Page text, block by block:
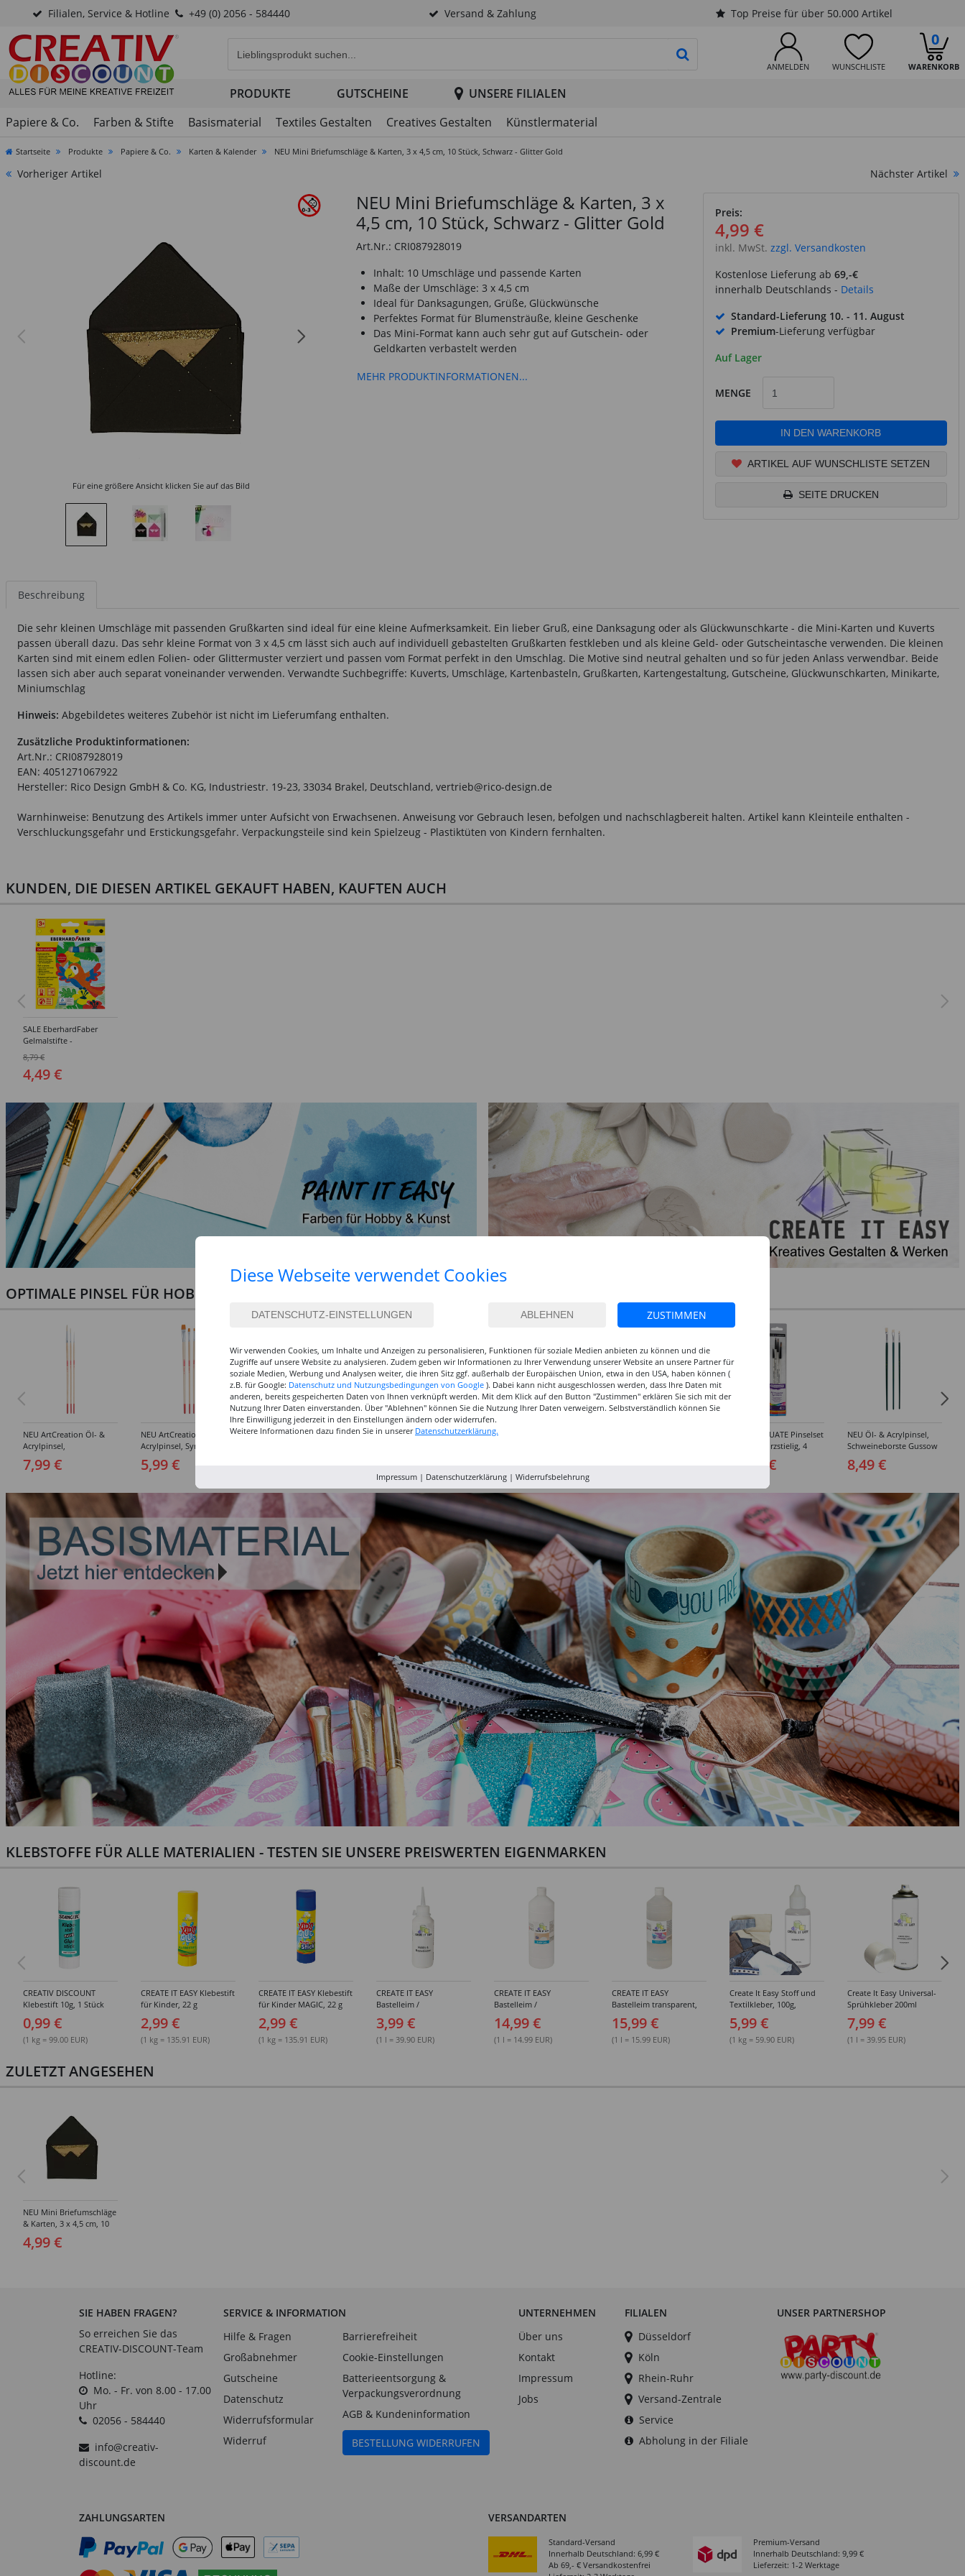
Filialen, Service & Hotline +49 (0) 2056 - 584440 Versand & Zahlung Top Preise für über 50.000 Artikel
ANMELDEN WUNSCHLISTE WARENKORB
0
PRODUKTSUCHE STARTEN
PRODUKTE GUTSCHEINE
UNSERE FILIALEN
Papiere & Co.
Farben & Stifte Basismaterial Textiles Gestalten Creatives Gestalten Künstlermaterial
Startseite Produkte Papiere & Co. Karten & Kalender NEU Mini Briefumschläge & Karten, 3 x 4,5 cm, 10 Stück, Schwarz - Glitter Gold
Vorheriger Artikel Nächster Artikel
Für eine größere Ansicht klicken Sie auf das Bild
NEU Mini Briefumschläge & Karten, 3 x
4,5 cm, 10 Stück, Schwarz - Glitter Gold
Art.Nr.: CRI087928019
Inhalt: 10 Umschläge und passende Karten
Maße der Umschläge: 3 x 4,5 cm
Ideal für Danksagungen, Grüße, Glückwünsche
Perfektes Format für Blumensträuße, kleine Geschenke
Das Mini-Format kann auch sehr gut auf Gutschein- oder
Geldkarten verbastelt werden
MEHR PRODUKTINFORMATIONEN...
Preis:
4,99 €
inkl. MwSt. zzgl. Versandkosten
Kostenlose Lieferung ab 69,-€
innerhalb Deutschlands - Details
Standard-Lieferung 10. - 11. August
Premium-Lieferung verfügbar
Auf Lager
MENGE
IN DEN WARENKORB
ARTIKEL AUF WUNSCHLISTE SETZEN
SEITE DRUCKEN
Beschreibung
Die sehr kleinen Umschläge mit passenden Grußkarten sind ideal für eine kleine Aufmerksamkeit. Ein lieber Gruß, eine Danksagung oder als Glückwunschkarte - die Mini-Karten und Kuverts
passen überall dazu. Das sehr kleine Format von 3 x 4,5 cm lässt sich auch auf individuell gebastelten Grußkarten festkleben und als kleine Geld- oder Gutscheintasche verwenden. Die kleinen
Karten sind mit einem edlen Folien- oder Glittermuster verziert und passen vom Format perfekt in den Umschlag. Die Motive sind neutral gehalten und so für jeden Anlass verwendbar. Beide
lassen sich aber auch separat voneinander verwenden. Verwandte Suchbegriffe: Kuverts, Umschläge, Kartenbasteln, Grußkarten, Kartengestaltung, Gutscheine, Glückwunschkarten, Minikarte,
Miniumschlag
Hinweis: Abgebildetes weiteres Zubehör ist nicht im Lieferumfang enthalten.
Zusätzliche Produktinformationen:
Art.Nr.: CRI087928019
EAN: 4051271067922
Hersteller: Rico Design GmbH & Co. KG, Industriestr. 19-23, 33034 Brakel, Deutschland, vertrieb@rico-design.de
Warnhinweise: Benutzung des Artikels immer unter Aufsicht von Erwachsenen. Anweisung vor Gebrauch lesen, befolgen und nachschlagbereit halten. Artikel kann Kleinteile enthalten -
Verschluckungsgefahr und Erstickungsgefahr. Verpackungsteile sind kein Spielzeug - Plastiktüten von Kindern fernhalten.
KUNDEN, DIE DIESEN ARTIKEL GEKAUFT HABEN, KAUFTEN AUCH
SALE EberhardFaber
Gelmalstifte -
Verschiedene Farben
8,79 €
4,49 €
OPTIMALE PINSEL FÜR HOBBY & KUNST
NEU ArtCreation Öl- &
Acrylpinsel,
3er Set, No. 2, 6, 10
7,99 €
NEU ArtCreation Öl- &
Acrylpinsel, Synthetik,
Flachpinsel, 4, 8, 16
5,99 €
NEU GRADUATE Pinselset
NEU GRADUATE
NEU GRADUATE Pinselset
NEU GRADUATE Pinselset
"Detail“, kurzstielig, 4
15,99 €
NEU Öl- & Acrylpinsel,
Schweineborste Gussow
8,49 €
KLEBSTOFFE FÜR ALLE MATERIALIEN - TESTEN SIE UNSERE PREISWERTEN EIGENMARKEN
CREATIV DISCOUNT
Klebestift 10g, 1 Stück
0,99 €
(1 kg = 99.00 EUR)
CREATE IT EASY Klebestift
für Kinder, 22 g
2,99 €
(1 kg = 135.91 EUR)
CREATE IT EASY Klebestift
für Kinder MAGIC, 22 g
2,99 €
(1 kg = 135.91 EUR)
CREATE IT EASY
Bastelleim /
Buchbinderleim, 100 ml
3,99 €
(1 l = 39.90 EUR)
CREATE IT EASY
Bastelleim /
Buchbinderleim, 1000 ml
14,99 €
(1 l = 14.99 EUR)
CREATE IT EASY
Bastelleim transparent,
ohne Lösungsmittel,
1000 ml
15,99 €
(1 l = 15.99 EUR)
Create It Easy Stoff und
Textilkleber, 100g,
Kunststoffflasche mit
Maldüse
5,99 €
(1 kg = 59.90 EUR)
Create It Easy Universal-
Sprühkleber 200ml
(permanent)
7,99 €
(1 l = 39.95 EUR)
ZULETZT ANGESEHEN
NEU Mini Briefumschläge
& Karten, 3 x 4,5 cm, 10
Stück, Schwarz - Glitter
Gold
4,99 €
SIE HABEN FRAGEN?
So erreichen Sie das
CREATIV-DISCOUNT-Team
Hotline:
Mo. - Fr. von 8.00 - 17.00
Uhr
02056 - 584440
info@creativ-
discount.de
SERVICE & INFORMATION
Hilfe & Fragen
Großabnehmer
Gutscheine
Datenschutz
Widerrufsformular
Widerruf
Barrierefreiheit
Cookie-Einstellungen
Batterieentsorgung &
Verpackungsverordnung
AGB & Kundeninformation
BESTELLUNG WIDERRUFEN
UNTERNEHMEN
Über uns
Kontakt
Impressum
Jobs
FILIALEN
Düsseldorf
Köln
Rhein-Ruhr
Versand-Zentrale
Service
Abholung in der Filiale
UNSER PARTNERSHOP
ZAHLUNGSARTEN VERSANDARTEN
Standard-Versand
Innerhalb Deutschland: 6,99 €
Ab 69,- € Versandkostenfrei
Premium-Versand
Innerhalb Deutschland: 9,99 €
Lieferzeit: 1-2 Werktage
Diese Webseite verwendet Cookies
ZUSTIMMEN
Wir verwenden Cookies, um Inhalte und Anzeigen zu personalisieren, Funktionen für soziale Medien anbieten zu können und die
Zugriffe auf unsere Website zu analysieren. Zudem geben wir Informationen zu Ihrer Verwendung unserer Website an unsere Partner für
soziale Medien, Werbung und Analysen weiter, die ihren Sitz ggf. außerhalb der Europäischen Union, etwa in den USA, haben können (
z.B. für Google: Datenschutz und Nutzungsbedingungen von Google ). Dabei kann nicht ausgeschlossen werden, dass Ihre Daten mit
anderen, bereits gespeicherten Daten von Ihnen verknüpft werden. Mit dem Klick auf den Button "Zustimmen" erklären Sie sich mit der
Nutzung Ihrer Daten einverstanden. Über "Ablehnen" können Sie die Nutzung Ihrer Daten verweigern. Selbstverständlich können Sie
Ihre Einwilligung jederzeit in den Einstellungen ändern oder widerrufen.
Weitere Informationen dazu finden Sie in unserer Datenschutzerklärung.
Impressum| Datenschutzerklärung| Widerrufsbelehrung